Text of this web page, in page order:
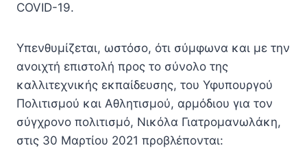
COVID-19.
Υπενθυμίζεται, ωστόσο, ότι σύμφωνα και με την
ανοιχτή επιστολή προς το σύνολο της
καλλιτεχνικής εκπαίδευσης, του Υφυπουργού
Πολιτισμού και Αθλητισμού, αρμόδιου για τον
σύγχρονο πολιτισμό, Νικόλα Γιατρομανωλάκη,
στις 30 Μαρτίου 2021 προβλέπονται: